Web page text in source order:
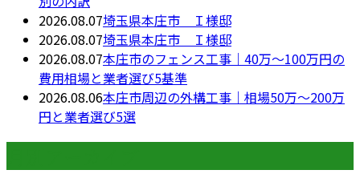
2026.08.07埼玉県本庄市 Ｉ様邸
2026.08.07埼玉県本庄市 Ｉ様邸
2026.08.07本庄市のフェンス工事｜40万〜100万円の
費用相場と業者選び5基準
2026.08.06本庄市周辺の外構工事｜相場50万〜200万
円と業者選び5選